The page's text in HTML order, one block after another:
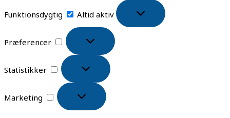
Funktionsdygtig
Altid aktiv
Præferencer
Statistikker
Marketing